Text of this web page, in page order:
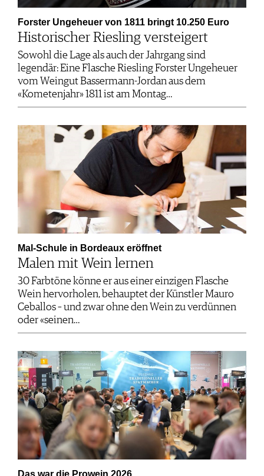
Forster Ungeheuer von 1811 bringt 10.250 Euro
Historischer Riesling versteigert
Sowohl die Lage als auch der Jahrgang sind
legendär: Eine Flasche Riesling Forster Ungeheuer
vom Weingut Bassermann-Jordan aus dem
«Kometenjahr» 1811 ist am Montag…
Mal-Schule in Bordeaux eröffnet
Malen mit Wein lernen
30 Farbtöne könne er aus einer einzigen Flasche
Wein hervorholen, behauptet der Künstler Mauro
Ceballos – und zwar ohne den Wein zu verdünnen
oder «seinen…
Das war die Prowein 2026